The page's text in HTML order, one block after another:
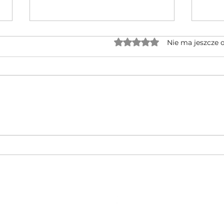
rebrandingu – czy warto na nie
Oceniono na 0 z 5Nie ma jeszcze